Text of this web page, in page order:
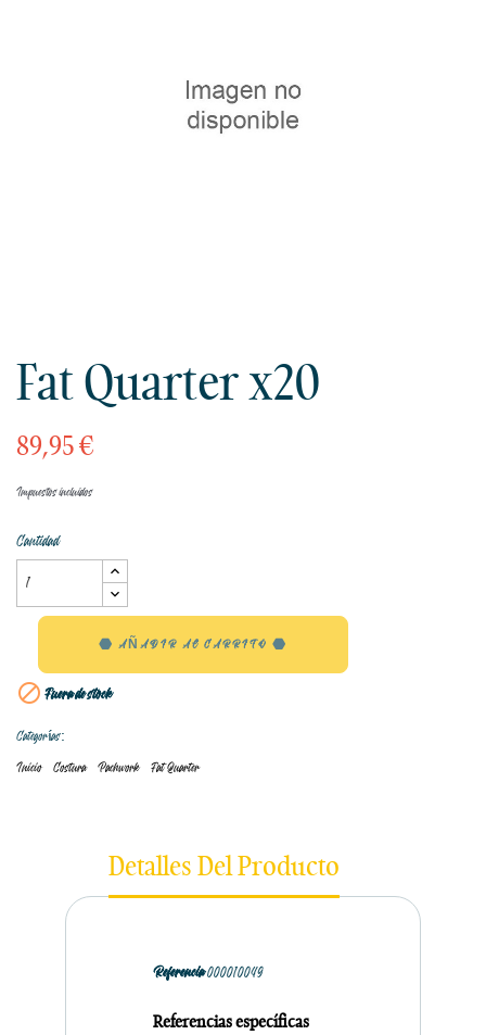
Fat Quarter x20
89,95 €
Impuestos incluidos
Cantidad
AÑADIR AL CARRITO
 Fuera de stock
Categorías:
Inicio Costura Pachwork Fat Quarter
Detalles Del Producto
Referencia000010049
Referencias específicas